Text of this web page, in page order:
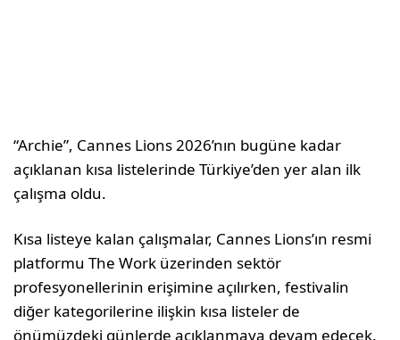
“Archie”, Cannes Lions 2026’nın bugüne kadar
açıklanan kısa listelerinde Türkiye’den yer alan ilk
çalışma oldu.
Kısa listeye kalan çalışmalar, Cannes Lions’ın resmi
platformu The Work üzerinden sektör
profesyonellerinin erişimine açılırken, festivalin
diğer kategorilerine ilişkin kısa listeler de
önümüzdeki günlerde açıklanmaya devam edecek.